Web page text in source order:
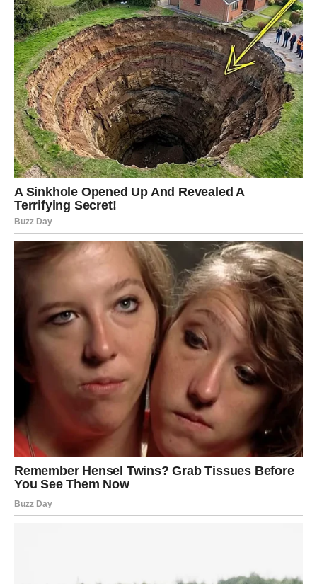
Menjate način na koji gledate sebe i
druge
Više nećete pokušavati da svima budete dobri. Nećete
trošiti energiju na ljude koji vas se sete samo kada im
nešto zatreba.
Počećete da birate mir umesto sukoba, iskrenost umesto
lažnih osmeha i kvalitet umesto velikog broja površnih
odnosa.
To će biti trenutak kada ćete konačno vratiti
samopouzdanje koje su vam drugi godinama narušavali.